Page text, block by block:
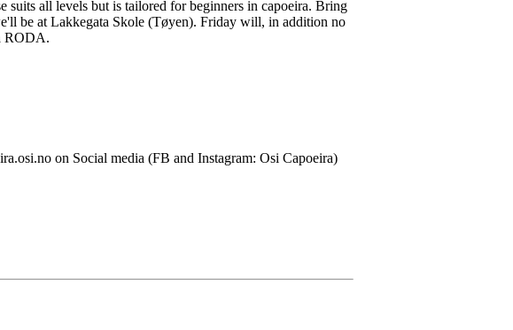
suits all levels but is tailored for beginners in capoeira. Bring
be at Lakkegata Skole (Tøyen). Friday will, in addition no
RODA.
on Social media (FB and Instagram: Osi Capoeira)